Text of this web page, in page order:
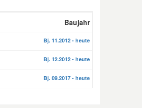
Baujahr
Bj. 11.2012 - heute
Bj. 12.2012 - heute
Bj. 09.2017 - heute